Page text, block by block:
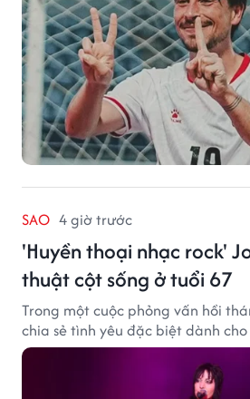
SAO 4 giờ trước
'Huyền thoại nhạc rock'
thuật cột sống ở tuổi 67
Trong một cuộc phỏng vấn hồi
chia sẻ tình yêu đặc biệt dành